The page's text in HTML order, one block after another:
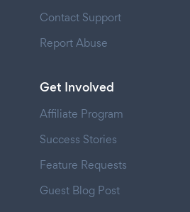
Contact Support
Report Abuse
Get Involved
Affiliate Program
Success Stories
Feature Requests
Guest Blog Post